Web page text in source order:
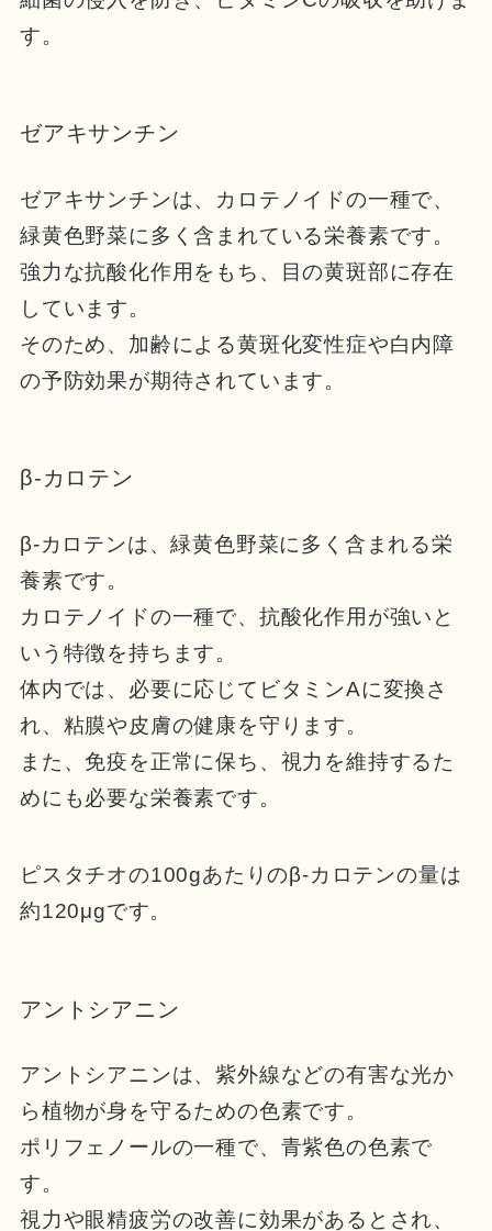
す。
ゼアキサンチン
ゼアキサンチンは、カロテノイドの一種で、
緑黄色野菜に多く含まれている栄養素です。
強力な抗酸化作用をもち、目の黄斑部に存在
しています。
そのため、加齢による黄斑化変性症や白内障
の予防効果が期待されています。
β-カロテン
β-カロテンは、緑黄色野菜に多く含まれる栄
養素です。
カロテノイドの一種で、抗酸化作用が強いと
いう特徴を持ちます。
体内では、必要に応じてビタミンAに変換さ
れ、粘膜や皮膚の健康を守ります。
また、免疫を正常に保ち、視力を維持するた
めにも必要な栄養素です。
ピスタチオの100gあたりのβ-カロテンの量は
約120μgです。
アントシアニン
アントシアニンは、紫外線などの有害な光か
ら植物が身を守るための色素です。
ポリフェノールの一種で、青紫色の色素で
す。
視力や眼精疲労の改善に効果があるとされ、